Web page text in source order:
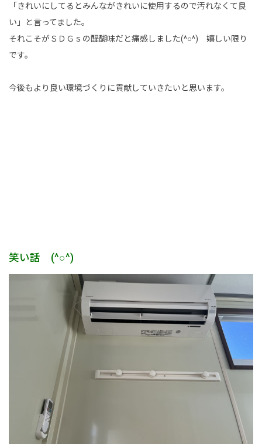
「きれいにしてるとみんながきれいに使用するので汚れなくて良
い」と言ってました。
それこそがＳＤＧｓの醍醐味だと痛感しました(^○^) 嬉しい限り
です。
今後もより良い環境づくりに貢献していきたいと思います。
笑い話 (^○^)